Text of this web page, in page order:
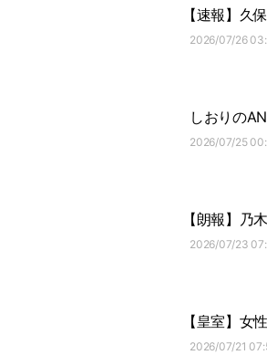
【速報】久
2026/07/26
しおりの
2026/07/25
【朗報】乃
2026/07/23
【皇室】女
2026/07/21